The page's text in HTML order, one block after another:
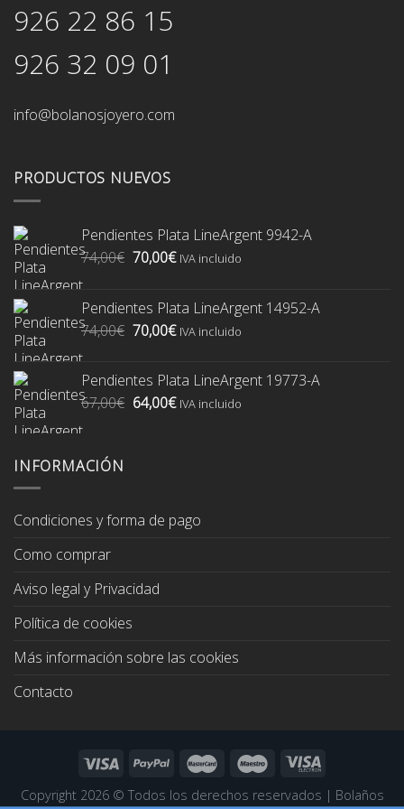
926 22 86 15
926 32 09 01
info@bolanosjoyero.com
PRODUCTOS NUEVOS
Pendientes Plata LineArgent 9942-A
74,00€ El
era:
74,00€.
70,00€El
es:
70,00€.
IVA incluido
Pendientes Plata LineArgent 14952-A
74,00€ El
era:
74,00€.
70,00€El
es:
70,00€.
IVA incluido
Pendientes Plata LineArgent 19773-A
67,00€ El
64,00€ElIVA incluido
INFORMACIÓN
Condiciones y forma de pago
Como comprar
Aviso legal y Privacidad
Política de cookies
Más información sobre las cookies
Contacto
Copyright 2026 © Todos los derechos reservados | Bolaños